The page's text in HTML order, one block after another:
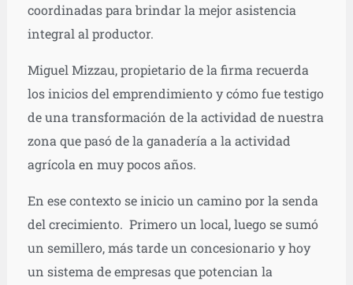
coordinadas para brindar la mejor asistencia
integral al productor.
Miguel Mizzau, propietario de la firma recuerda
los inicios del emprendimiento y cómo fue testigo
de una transformación de la actividad de nuestra
zona que pasó de la ganadería a la actividad
agrícola en muy pocos años.
En ese contexto se inicio un camino por la senda
del crecimiento. Primero un local, luego se sumó
un semillero, más tarde un concesionario y hoy
un sistema de empresas que potencian la